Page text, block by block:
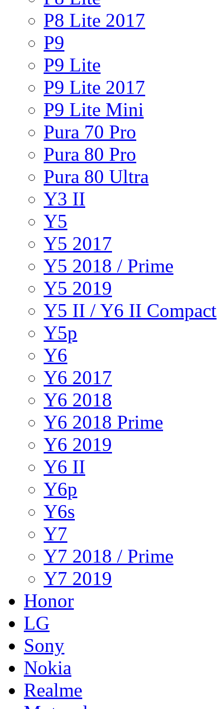
P8 Lite 2017
P9
P9 Lite
P9 Lite 2017
P9 Lite Mini
Pura 70 Pro
Pura 80 Pro
Pura 80 Ultra
Y3 II
Y5
Y5 2017
Y5 2018 / Prime
Y5 2019
Y5 II / Y6 II Compact
Y5p
Y6
Y6 2017
Y6 2018
Y6 2018 Prime
Y6 2019
Y6 II
Y6p
Y6s
Y7
Y7 2018 / Prime
Y7 2019
Honor
LG
Sony
Nokia
Realme